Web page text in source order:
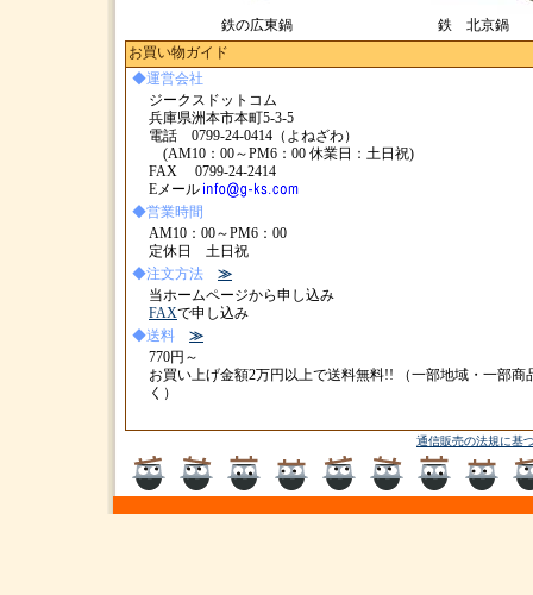
鉄の広東鍋
鉄 北京鍋
お買い物ガイド
◆運営会社
ジークスドットコム
兵庫県洲本市本町5-3-5
電話 0799-24-0414（よねざわ）
(AM10：00～PM6：00 休業日：土日祝)
FAX 0799-24-2414
Eメール
◆営業時間
AM10：00～PM6：00
定休日 土日祝
◆注文方法 ≫
当ホームページから申し込み
FAXで申し込み
◆送料
≫
770円～
お買い上げ金額2万円以上で送料無料!! （一部地域・一部商
く）
通信販売の法規に基